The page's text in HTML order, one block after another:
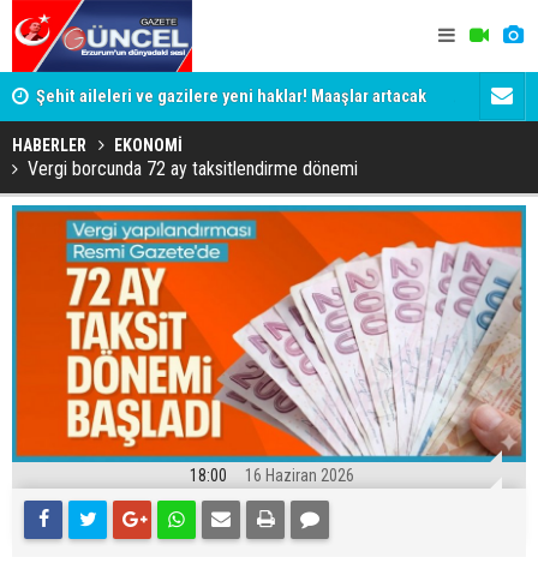
Şehit aileleri ve gazilere yeni haklar! Maaşlar artacak Aman
HABERLER EKONOMİ
Vergi borcunda 72 ay taksitlendirme dönemi
18:00 16 Haziran 2026